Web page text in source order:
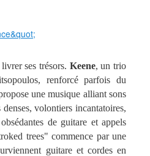
ses trésors. Keene, un trio
renforcé parfois du
une musique alliant sons
volontiers incantatoires,
de guitare et appels
trees" commence par une
guitare et cordes en